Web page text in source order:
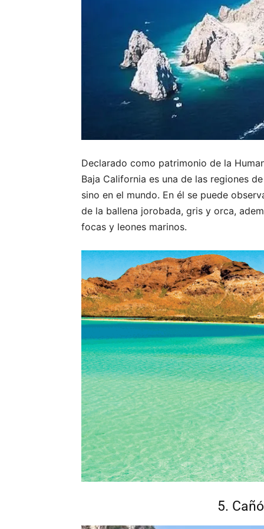
Declarado como patrimonio de la
Baja California es una de las regiones
sino en el mundo. En él se puede
de la ballena jorobada, gris y orca,
focas y leones marinos.
5.